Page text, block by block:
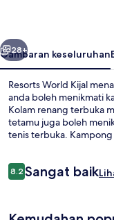
Seterusnya
28+
Gambaran keseluruhan
Resorts World Kijal
anda boleh menikmati
Kolam renang terbuka
tetamu juga boleh
tenis terbuka. Kampong
Ulasan
8.28.2 daripada 10
Sangat baik